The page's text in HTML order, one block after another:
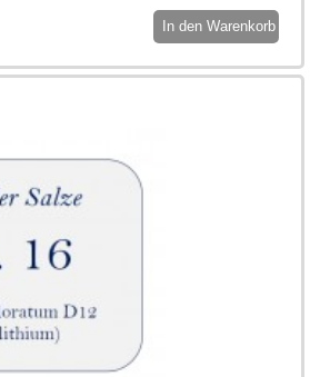
In den Warenkorb